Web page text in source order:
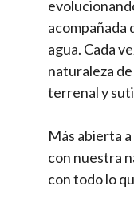
acompañada
agua. Cada
naturaleza
terrenal y
Más abierta
con nuestra
con todo lo